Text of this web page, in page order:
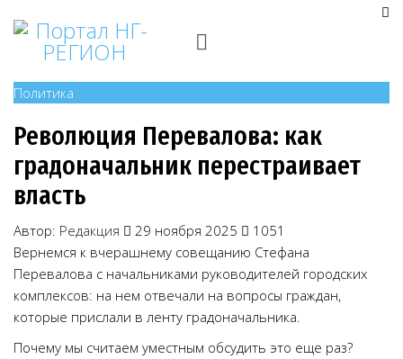
Политика
Революция Перевалова: как
градоначальник перестраивает
власть
Автор: Редакция 29 ноября 2025
1051
Вернемся к вчерашнему совещанию Стефана
Перевалова с начальниками руководителей городских
комплексов: на нем отвечали на вопросы граждан,
которые прислали в ленту градоначальника.
Почему мы считаем уместным обсудить это еще раз?